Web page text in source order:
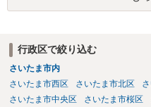
てもいいかもしれません。
行政区で絞り込む
さいたま市内
さいたま市西区
さいたま市北区
さいたま市中央区
さいたま市桜区